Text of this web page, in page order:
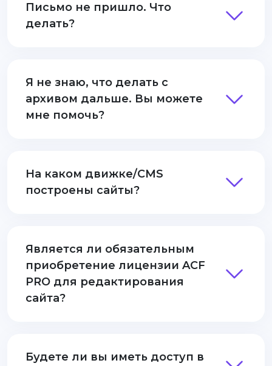
Письмо не пришло. Что
делать?
Я не знаю, что делать с
архивом дальше. Вы можете
мне помочь?
На каком движке/CMS
построены сайты?
Является ли обязательным
приобретение лицензии ACF
PRO для редактирования
сайта?
Будете ли вы иметь доступ в